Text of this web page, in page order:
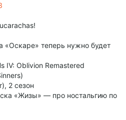
«Оскаре» теперь нужно будет
IV: Oblivion Remastered
2 сезон
«Жизы» — про ностальгию по